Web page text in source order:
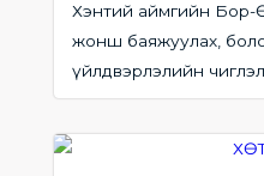
Хэнтий аймгийн Бор-
жонш баяжуулах,
үйлдвэрлэлийн